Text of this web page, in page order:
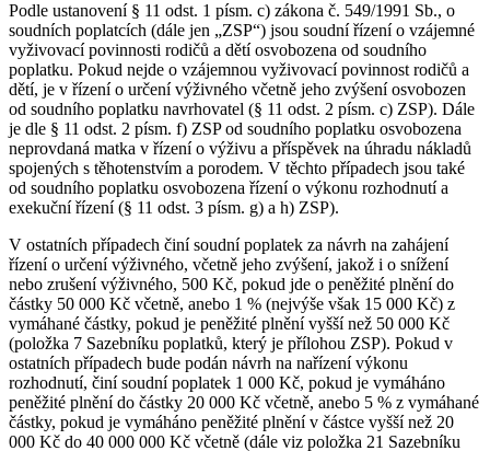
Podle ustanovení § 11 odst. 1 písm. c) zákona č. 549/1991 Sb., o
soudních poplatcích (dále jen „ZSP“) jsou soudní řízení o vzájemné
vyživovací povinnosti rodičů a dětí osvobozena od soudního
poplatku. Pokud nejde o vzájemnou vyživovací povinnost rodičů a
dětí, je v řízení o určení výživného včetně jeho zvýšení osvobozen
od soudního poplatku navrhovatel (§ 11 odst. 2 písm. c) ZSP). Dále
je dle § 11 odst. 2 písm. f) ZSP od soudního poplatku osvobozena
neprovdaná matka v řízení o výživu a příspěvek na úhradu nákladů
spojených s těhotenstvím a porodem. V těchto případech jsou také
od soudního poplatku osvobozena řízení o výkonu rozhodnutí a
exekuční řízení (§ 11 odst. 3 písm. g) a h) ZSP).
V ostatních případech činí soudní poplatek za návrh na zahájení
řízení o určení výživného, včetně jeho zvýšení, jakož i o snížení
nebo zrušení výživného, 500 Kč, pokud jde o peněžité plnění do
částky 50 000 Kč včetně, anebo 1 % (nejvýše však 15 000 Kč) z
vymáhané částky, pokud je peněžité plnění vyšší než 50 000 Kč
(položka 7 Sazebníku poplatků, který je přílohou ZSP). Pokud v
ostatních případech bude podán návrh na nařízení výkonu
rozhodnutí, činí soudní poplatek 1 000 Kč, pokud je vymáháno
peněžité plnění do částky 20 000 Kč včetně, anebo 5 % z vymáhané
částky, pokud je vymáháno peněžité plnění v částce vyšší než 20
000 Kč do 40 000 000 Kč včetně (dále viz položka 21 Sazebníku